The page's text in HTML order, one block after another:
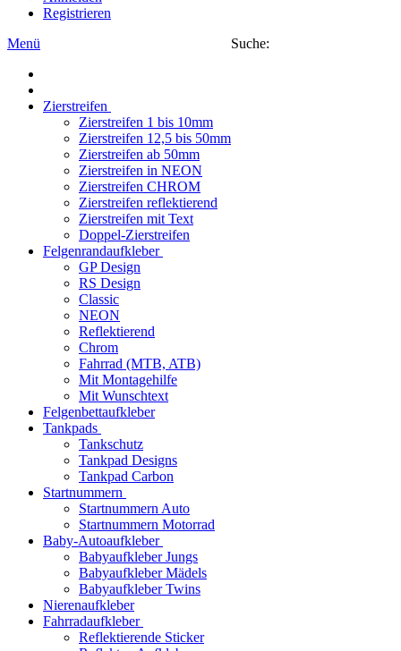
Registrieren
Menü
Zierstreifen
Zierstreifen 1 bis 10mm
Zierstreifen 12,5 bis 50mm
Zierstreifen ab 50mm
Zierstreifen in NEON
Zierstreifen CHROM
Zierstreifen reflektierend
Zierstreifen mit Text
Doppel-Zierstreifen
Felgenrandaufkleber
GP Design
RS Design
Classic
NEON
Reflektierend
Chrom
Fahrrad (MTB, ATB)
Mit Montagehilfe
Mit Wunschtext
Felgenbettaufkleber
Tankpads
Tankschutz
Tankpad Designs
Tankpad Carbon
Startnummern
Startnummern Auto
Startnummern Motorrad
Baby-Autoaufkleber
Babyaufkleber Jungs
Babyaufkleber Mädels
Babyaufkleber Twins
Nierenaufkleber
Fahrradaufkleber
Reflektierende Sticker
Suche: